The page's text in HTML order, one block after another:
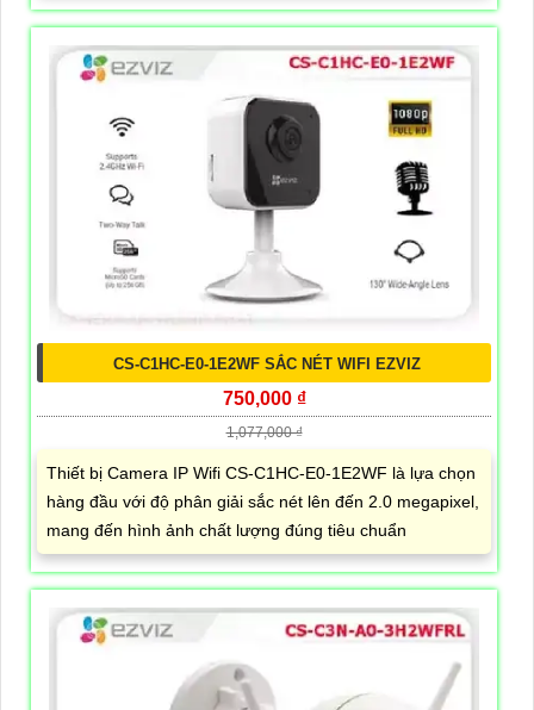
CS-C1HC-E0-1E2WF SẮC NÉT WIFI EZVIZ
750,000 ₫
1,077,000 ₫
Thiết bị Camera IP Wifi CS-C1HC-E0-1E2WF là lựa chọn
hàng đầu với độ phân giải sắc nét lên đến 2.0 megapixel,
mang đến hình ảnh chất lượng đúng tiêu chuẩn